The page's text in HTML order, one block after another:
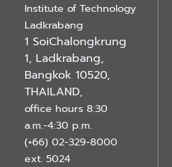
Institute of Technology
Ladkrabang
1 SoiChalongkrung
1, Ladkrabang,
Bangkok 10520,
THAILAND,
office hours 8:30
a.m.-4:30 p.m.
(+66) 02-329-8000
ext. 5024